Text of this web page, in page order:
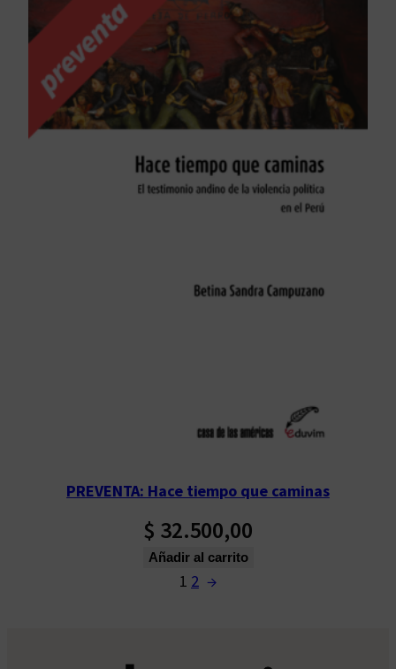
PREVENTA: Hace tiempo que caminas
$ 32.500,00
Añadir al carrito
1 2 →